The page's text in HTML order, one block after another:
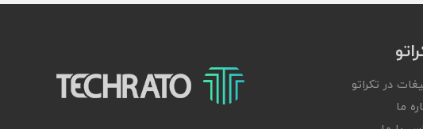
در تکراتو
ما
تکراتو – زندگی با تکنولوژی